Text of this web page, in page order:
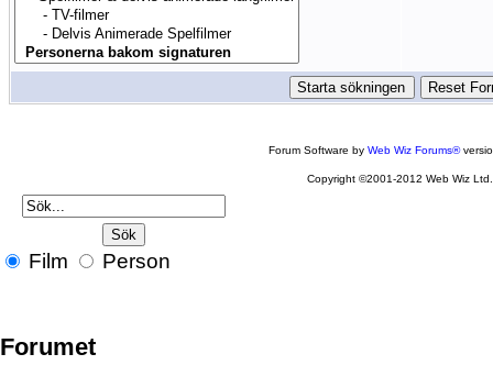
Forum Software byWeb Wiz Forums®
Copyright ©2001-2012 Web Wiz Ltd.
Film Person
Forumet